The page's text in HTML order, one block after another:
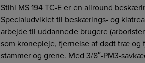
E
MOTORSAV
antal
Stihl MS 194 TC-E er en allround
Specialudviklet til beskærings- og
arbejde til uddannede brugere
som kronepleje, fjernelse af dødt træ og
stammer og grene. Med 3/8″-PM3-